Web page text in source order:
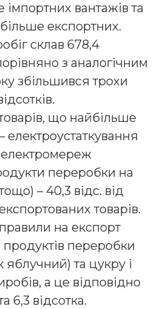
імпортних вантажів та
експортних.
склав 678,4
з аналогічним
збільшився трохи
що найбільше
електроустаткування
електромереж
переробки на
– 40,3 відс. від
товарів.
на експорт
переробки
яблучний) та цукру і
а це відповідно
6,3 відсотка.